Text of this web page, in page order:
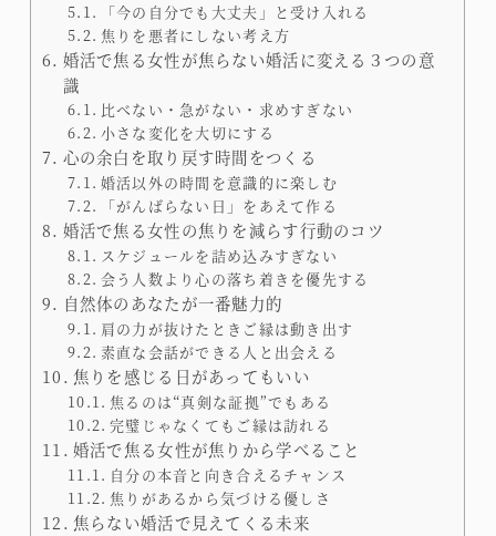
「今の自分でも大丈夫」と受け入れる
焦りを悪者にしない考え方
婚活で焦る女性が焦らない婚活に変える３つの意
識
比べない・急がない・求めすぎない
小さな変化を大切にする
心の余白を取り戻す時間をつくる
婚活以外の時間を意識的に楽しむ
「がんばらない日」をあえて作る
婚活で焦る女性の焦りを減らす行動のコツ
スケジュールを詰め込みすぎない
会う人数より心の落ち着きを優先する
自然体のあなたが一番魅力的
肩の力が抜けたときご縁は動き出す
素直な会話ができる人と出会える
焦りを感じる日があってもいい
焦るのは“真剣な証拠”でもある
完璧じゃなくてもご縁は訪れる
婚活で焦る女性が焦りから学べること
自分の本音と向き合えるチャンス
焦りがあるから気づける優しさ
焦らない婚活で見えてくる未来